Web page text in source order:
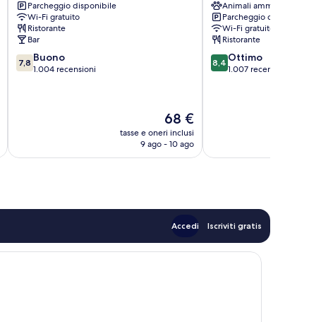
Centro
città
di
Southampton
Parcheggio disponibile
Wi-Fi gratuito
Ristorante
Bar
7.8
su
7,8 Buono
1.004 recensioni
Il
prezzo
attuale
68 €
tasse e oneri inclusi
9 ago - 10 ago
città
di
Southampton
Animali ammessi
Parcheggio disponibile
Wi-Fi gratuito
Ristorante
8.4
su
8,4 Ottimo
1.007 recensioni
Accedi Iscriviti gratis